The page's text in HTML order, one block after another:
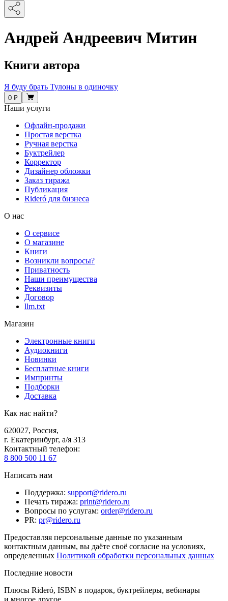
Андрей Андреевич Митин
Книги автора
Я буду брать Тулоны в одиночку
0 ₽
Наши услуги
Офлайн-продажи
Простая верстка
Ручная верстка
Буктрейлер
Корректор
Дизайнер обложки
Заказ тиража
Публикация
Rideró для бизнеса
О нас
О сервисе
О магазине
Книги
Возникли вопросы?
Приватность
Наши преимущества
Реквизиты
Договор
llm.txt
Магазин
Электронные книги
Аудиокниги
Новинки
Бесплатные книги
Импринты
Подборки
Доставка
Как нас найти?
620027, Россия,
г. Екатеринбург, а/я 313
Контактный телефон:
8 800 500 11 67
Написать нам
Поддержка: support@ridero.ru
Печать тиража: print@ridero.ru
Вопросы по услугам: order@ridero.ru
PR: pr@ridero.ru
Предоставляя персональные данные по указанным
контактным данным, вы даёте своё согласие на условиях,
определенных Политикой обработки персональных данных
Последние новости
Плюсы Rideró, ISBN в подарок, буктрейлеры, вебинары
и многое другое